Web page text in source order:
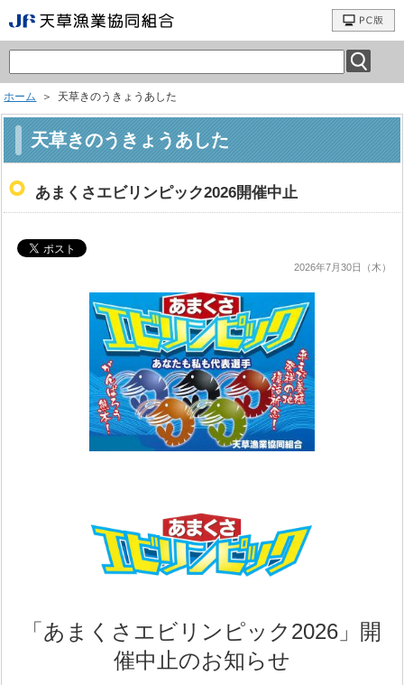
ホーム ＞ 天草きのうきょうあした
天草きのうきょうあした
あまくさエビリンピック2026開催中止
2026年7月30日（木）
「あまくさエビリンピック2026」開
催中止のお知らせ